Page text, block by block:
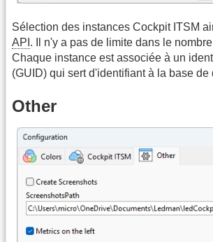
Sélection des instances Cockpit ITSM
API . Il n'y a pas de limite dans le
Chaque instance est associée à un
(GUID) qui sert d'identifiant à la base de
Other